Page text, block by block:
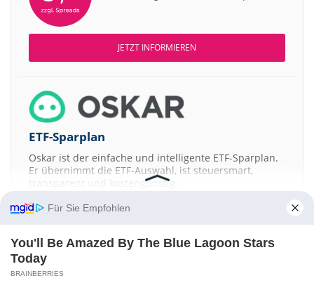
JETZT INFORMIEREN
ETF-Sparplan
Oskar ist der einfache und intelligente ETF-Sparplan.
Er übernimmt die ETF-Auswahl, ist steuersmart,
transparent und kostengünstig.
JETZT MEHR ERFAHREN
Für Sie Empfohlen
You'll Be Amazed By The Blue Lagoon Stars
Today
BRAINBERRIES